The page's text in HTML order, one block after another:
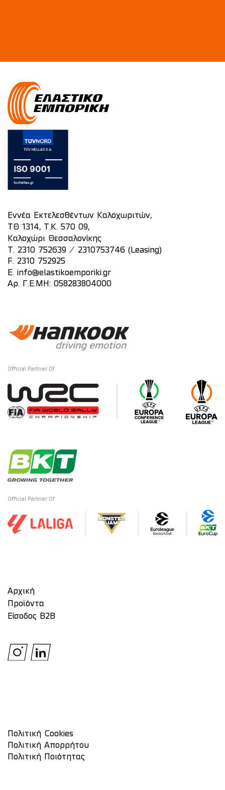
Εννέα Εκτελεσθέντων Καλοχωριτών,
ΤΘ 1314, Τ.Κ. 570 09,
Καλοχώρι Θεσσαλονίκης
T. 2310 752639 /
2310753746 (Leasing)
F. 2310 752925
E.
info@elastikoemporiki.gr
Αρ. Γ.Ε.ΜΗ: 058283804000
Official Partner Of
Official Partner Of
Αρχική
Προϊόντα
Είσοδος Β2Β
Πολιτική Cookies
Πολιτική Απορρήτου
Πολιτική Ποιότητας